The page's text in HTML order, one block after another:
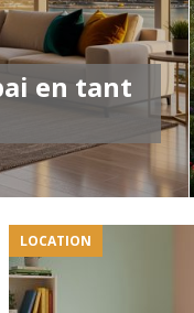
en tant
LOCATION